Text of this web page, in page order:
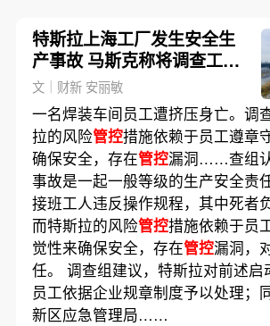
特斯拉上海工厂发生安全生
产事故 马斯克称将调查工人
工资被扣事件
文｜财新 安丽敏
一名焊装车间员工遭挤压身亡。调
拉的风险管控措施依赖于员工遵章
确保安全，存在管控漏洞……查组
事故是一起一般等级的生产安全责
接班工人违反操作规程，其中死者
而特斯拉的风险管控措施依赖于员
觉性来确保安全，存在管控漏洞，
任。 调查组建议，特斯拉对前述启
员工依据企业规章制度予以处理；
新区应急管理局……